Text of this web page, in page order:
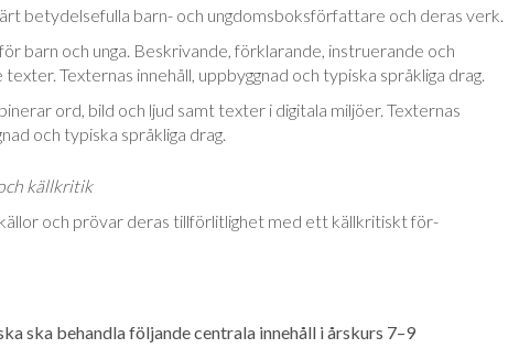
betydelsefulla barn- och ungdomsboksförfattare och deras verk.
barn och unga. Beskrivande, förklarande, instruerande och
Texternas innehåll, uppbyggnad och typiska språk­liga drag.
ord, bild och ljud samt texter i digitala miljöer. Tex­ter­nas
och typiska språkliga drag.
källkritik
och prövar deras tillförlitlighet med ett källkritiskt för­
ska behandla följande centrala innehåll i årskurs 7–9